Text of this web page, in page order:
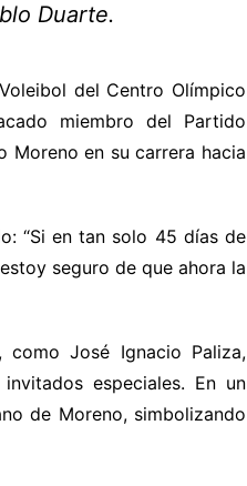
Duarte.
del Centro Olímpico
miembro del Partido
Moreno en su carrera hacia
“Si en tan solo 45 días de
seguro de que ahora la
José Ignacio Paliza,
especiales. En un
de Moreno, simbolizando